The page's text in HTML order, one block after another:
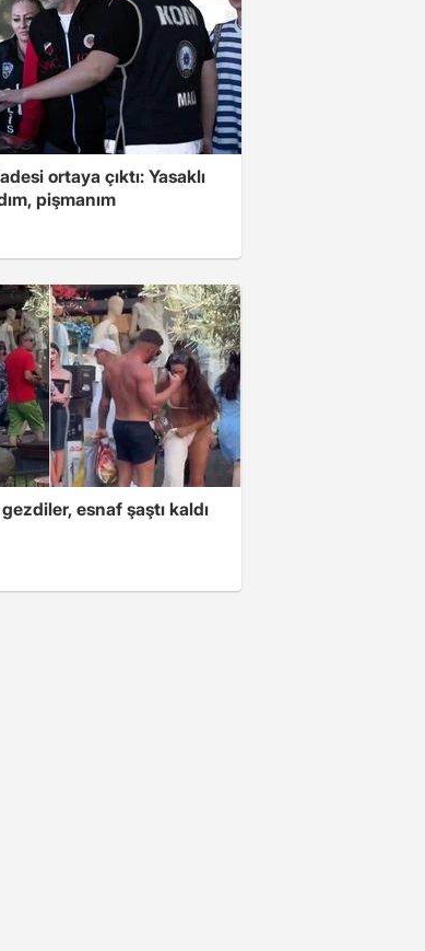
ortaya çıktı: Yasaklı
pişmanım
esnaf şaştı kaldı